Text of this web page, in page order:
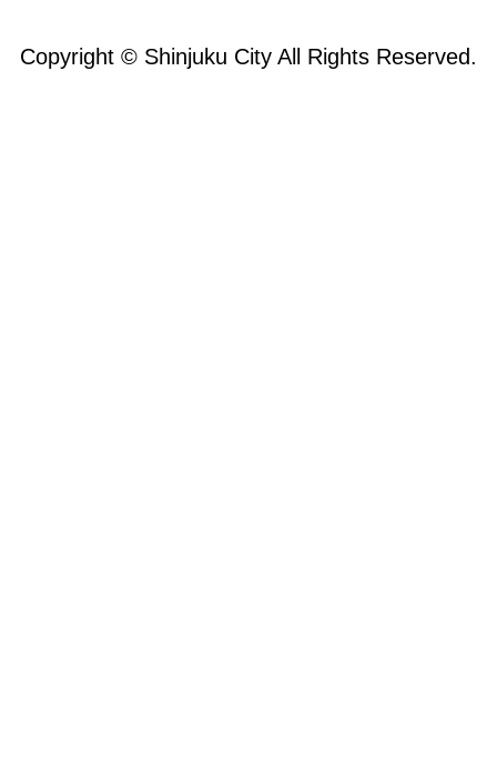
Copyright © Shinjuku City All Rights Reserved.